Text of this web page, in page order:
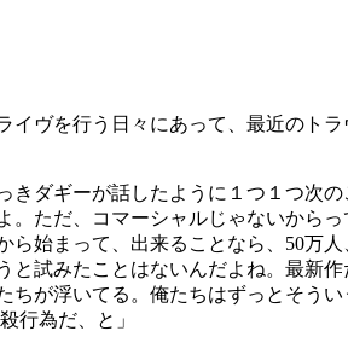
ヴを行う日々にあって、最近のト
きダギーが話したように１つ１つ次
。ただ、コマーシャルじゃないから
ら始まって、出来ることなら、50万
と試みたことはないんだよね。最新
ちが浮いてる。俺たちはずっとそう
行為だ、と」